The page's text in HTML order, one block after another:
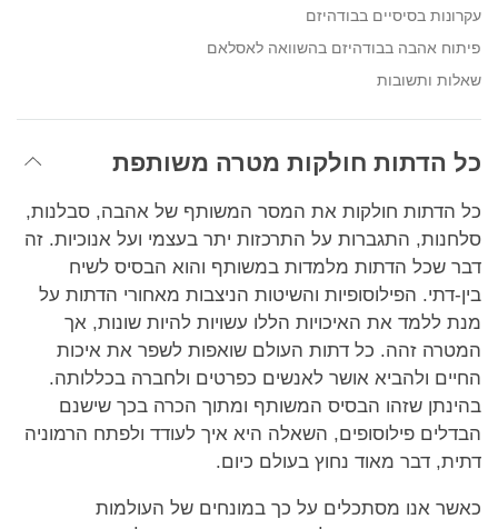
עקרונות בסיסיים בבודהיזם
פיתוח אהבה בבודהיזם בהשוואה לאסלאם
שאלות ותשובות
כל הדתות חולקות מטרה משותפת
כל הדתות חולקות את המסר המשותף של אהבה, סבלנות,
סלחנות, התגברות על התרכזות יתר בעצמי ועל אנוכיות. זה
דבר שכל הדתות מלמדות במשותף והוא הבסיס לשיח
בין-דתי. הפילוסופיות והשיטות הניצבות מאחורי הדתות על
מנת ללמד את האיכויות הללו עשויות להיות שונות, אך
המטרה זהה. כל דתות העולם שואפות לשפר את איכות
החיים ולהביא אושר לאנשים כפרטים ולחברה בכללותה.
בהינתן שזהו הבסיס המשותף ומתוך הכרה בכך שישנם
הבדלים פילוסופים, השאלה היא איך לעודד ולפתח הרמוניה
דתית, דבר מאוד נחוץ בעולם כיום.
כאשר אנו מסתכלים על כך במונחים של העולמות